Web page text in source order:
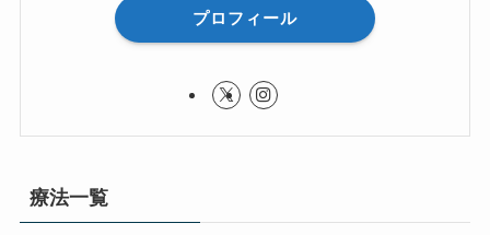
プロフィール
療法一覧